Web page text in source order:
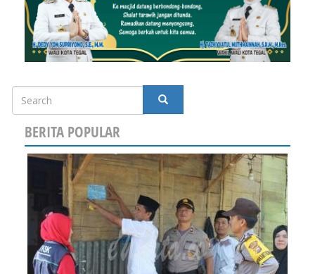
Search
SEARCH
BERITA POPULAR